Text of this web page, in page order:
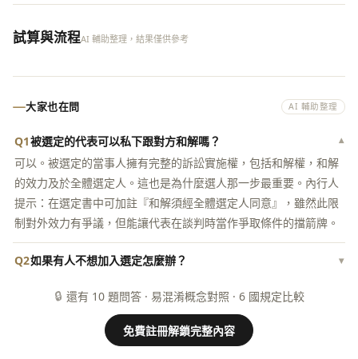
試算與流程AI 輔助整理，結果僅供參考
大家也在問 AI 輔助整理
Q1被選定的代表可以私下跟對方和解嗎？ ▾
可以。被選定的當事人擁有完整的訴訟實施權，包括和解權，和解
的效力及於全體選定人。這也是為什麼選人那一步最重要。內行人
提示：在選定書中可加註『和解須經全體選定人同意』，雖然此限
制對外效力有爭議，但能讓代表在談判時當作爭取條件的擋箭牌。
Q2如果有人不想加入選定怎麼辦？ ▾
🔒 還有 10 題問答 · 易混淆概念對照 · 6 國規定比較
免費註冊解鎖完整內容